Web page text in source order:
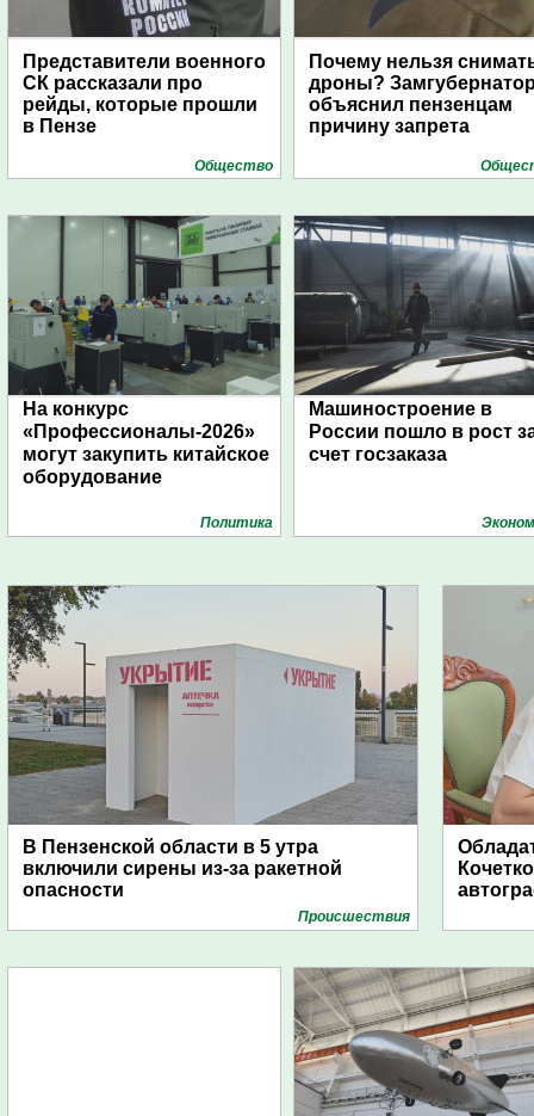
Представители военного
СК рассказали про
рейды, которые прошли
в Пензе
Общество
Почему нельзя
дроны?
объяснил пензенцам
причину запрета
На конкурс
«Профессионалы-2026»
могут закупить китайское
оборудование
Политика
Машиностроение в
России пошло в рост
счет госзаказа
В Пензенской области в 5 утра
включили сирены из-за ракетной
опасности
Проиcшествия